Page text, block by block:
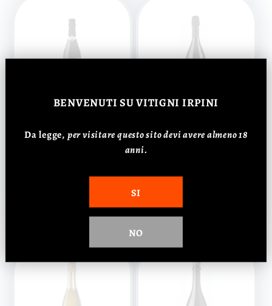
Rinascita DOC - Vini
Contrada
carrello
Bla Bla Bla - De'
Gaeta
di
carrello
BENVENUTI SU VITIGNI IRPINI
Da legge, per visitare questo sito devi avere almeno 18
anni.
SI
NO